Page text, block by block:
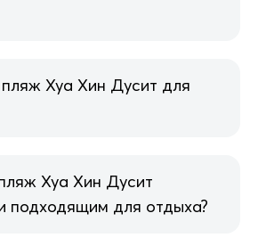
Хуа Хин Дусит для
Хуа Хин Дусит
подходящим для отдыха?